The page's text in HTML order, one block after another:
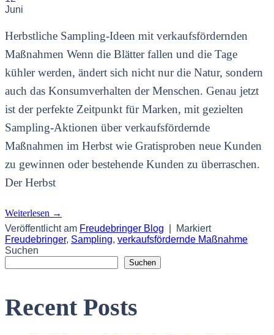
Juni
Herbstliche Sampling-Ideen mit verkaufsfördernden
Maßnahmen Wenn die Blätter fallen und die Tage
kühler werden, ändert sich nicht nur die Natur, sondern
auch das Konsumverhalten der Menschen. Genau jetzt
ist der perfekte Zeitpunkt für Marken, mit gezielten
Sampling-Aktionen über verkaufsfördernde
Maßnahmen im Herbst wie Gratisproben neue Kunden
zu gewinnen oder bestehende Kunden zu überraschen.
Der Herbst
Weiterlesen →
Veröffentlicht am Freudebringer Blog
Markiert
Freudebringer, Sampling, verkaufsfördernde Maßnahme
Suchen
Suchen
Recent Posts